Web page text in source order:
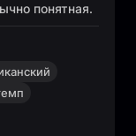
понятная.